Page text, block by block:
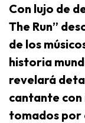
Con lujo de
The Run”
de los
historia
revelará
cantante con
tomados por